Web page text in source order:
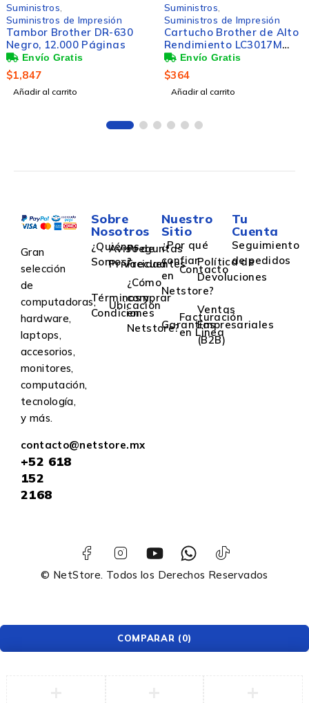
Suministros
Suministros de Impresión
Cartucho Brother de Alto
Rendimiento LC3017M
Magenta, 550 Páginas
$364
Añadir al carrito
Suministros
Suministros de Oficina
Brother Etiquetas de
Papel Continuo DK2212
Negro sobre Blanco,
62mm x 15.2m
$729
Añadir al carrito
Gran
selección
de
computadoras,
hardware,
laptops,
accesorios,
monitores,
computación,
tecnología,
y más.
contacto@netstore.mx
+52 618
152
2168
Sobre
Nosotros
¿Quiénes
Somos?
Aviso de
Privacidad
Preguntas
Frecuentes
Términos y
Condiciones
Ubicación
¿Cómo
comprar
en
Netstore?
Nuestro
Sitio
¿Por qué
confiar
en
Netstore?
Contacto
Política de
Devoluciones
Garantías
Facturación
en Linea
Ventas
Empresariales
(B2B)
Tu
Cuenta
Seguimiento
de pedidos
© NetStore. Todos los Derechos Reservados
COMPARAR (0)